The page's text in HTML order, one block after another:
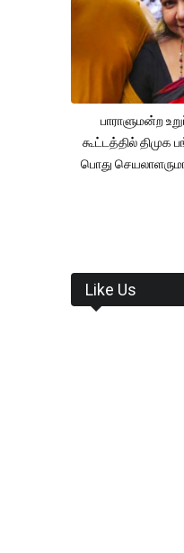
பாராளுமன்ற
கூட்டத்தில் திமுக
பொது
Like Us